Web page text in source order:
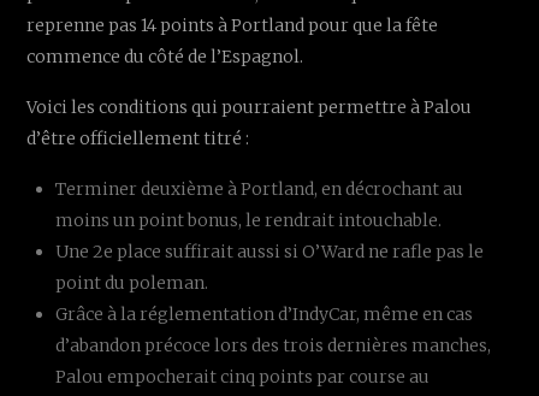
reprenne pas 14 points à Portland pour que la fête
commence du côté de l’Espagnol.
Voici les conditions qui pourraient permettre à Palou
d’être officiellement titré :
Terminer deuxième à Portland, en décrochant au
moins un point bonus, le rendrait intouchable.
Une 2e place suffirait aussi si O’Ward ne rafle pas le
point du poleman.
Grâce à la réglementation d’IndyCar, même en cas
d’abandon précoce lors des trois dernières manches,
Palou empocherait cinq points par course au